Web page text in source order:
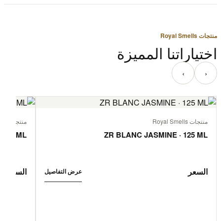
منتجات Royal Smells
اختياراتنا المميزة
‹ ›
منتجات Royal Smells
ZR BLANC JASMINE · 125 ML
السعر عرض التفاصيل
منتجات Royal Smells
ML
السعر